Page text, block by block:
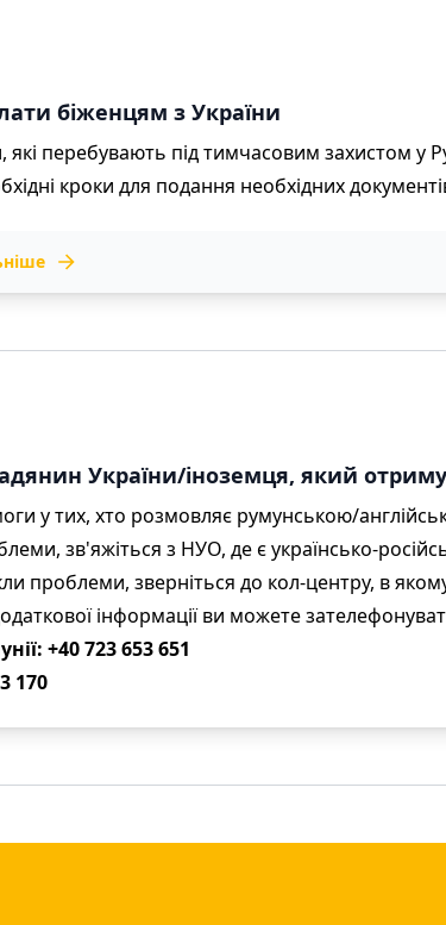
біженцям з України
які перебувають під тимчасовим захистом
кроки для подання необхідних
України/іноземця, який
у тих, хто розмовляє румунською/
зв'яжіться з НУО, де є українсько-
проблеми, зверніться до кол-центру, в
інформації ви можете
+40 723 653 651
170